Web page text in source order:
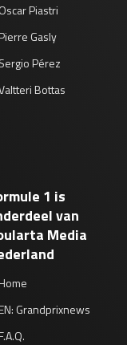
Oscar Piastri
Gasly
Sergio Pérez
Bottas
1 is
van
Media
Grandprixnews